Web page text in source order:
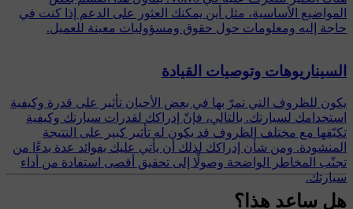
المواضيع الأساسية، مثل أين يمكنك العثور على الدعم إذا كنت في
حاجة إليه ومعلومات حول حقوق ومسؤوليات معينة للعميل.
السيناريوهات وتوصيات القيادة
يكون للظروف التي تمرّ بها في بعض الأحيان تأثير على قدرة وكيفية
استخدامك لسيارتك. بالتالي، فإنّ إدراكك لقدرات سيارتك وكيفية
تكيّفها مع مختلف الظروف قد يكون له تأثير كبير على النتيجة
المنشودة. ومن شأن إدراكك لذلك أن يأتي عليك بفوائد عدة بدءًا من
تجنّب المخاطر الواضحة وصولًا إلى تحقيق أقصى استفادة من أداء
سيارتك.
هل ساعد هذا؟